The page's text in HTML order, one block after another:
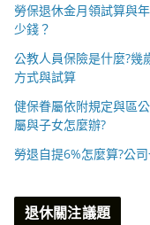
勞保退休金月領試算與
少錢？
公教人員保險是什麼?幾
方式與試算
健保眷屬依附規定與區
屬與子女怎麼辦?
勞退自提6%怎麼算?公
退休關注議題